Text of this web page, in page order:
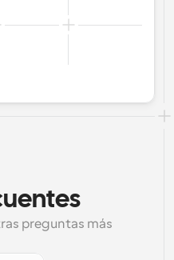
preguntas más